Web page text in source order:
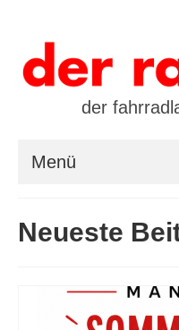
der
Menü
öffnungszeiten /
leasing / finanzierung
Neueste